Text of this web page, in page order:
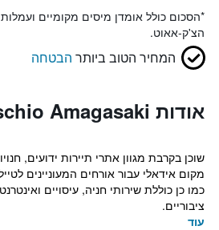
*הסכום כולל אומדן מיסים מקומיים
הצ'ק-אאוט.
המחיר הטוב ביותר הבטחה
אודות Hotel Vischio Amagasaki
שוכן בקרבת מגוון אתרי תיירות ידועים,
מקום אידאלי עבור אורחים המעוניינים
כמו כן כוללת שירותי חניה, עיסויים
ציבוריים.
עוד